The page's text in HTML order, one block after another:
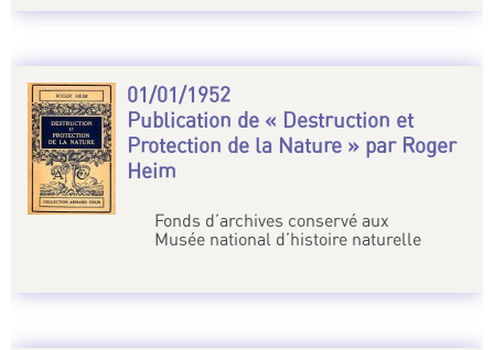
01/01/1952
Publication de « Destruction et
Protection de la Nature » par Roger
Heim
Fonds d’archives conservé aux
Musée national d’histoire naturelle